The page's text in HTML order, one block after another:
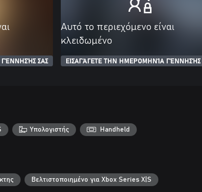
ΣΑΣ
Αυτό το περιεχόμενο είναι
κλειδωμένο
ΕΙΣΑΓΆΓΕΤΕ ΤΗΝ ΗΜΕΡΟΜΗΝΊΑ ΓΈΝΝΗΣΉΣ
Υπολογιστής Handheld
Βελτιστοποιημένο για Xbox Series X|S